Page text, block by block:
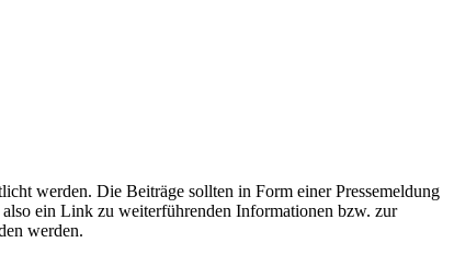
werden. Die Beiträge sollten in Form einer Pressemeldung
ein Link zu weiterführenden Informationen bzw. zur
werden.